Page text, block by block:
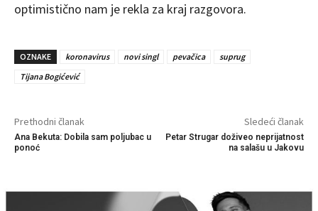
optimistično nam je rekla za kraj razgovora.
OZNAKE koronavirus novi singl pevačica
suprug
Tijana Bogićević
Prethodni članak
Ana Bekuta: Dobila sam poljubac u
ponoć
Sledeći članak
Petar Strugar doživeo neprijatnost
na salašu u Jakovu